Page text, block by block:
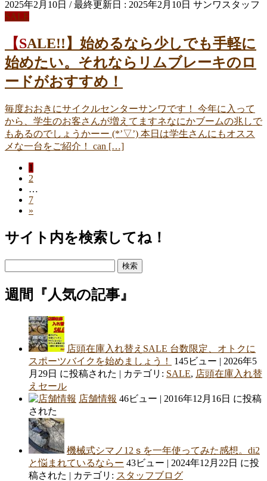
2025年2月10日 / 最終更新日 : 2025年2月10日 サンワスタッフ
SALE
【SALE!!】始めるなら少しでも手軽に
始めたい。それならリムブレーキのロ
ードがおすすめ！
毎度おおきにサイクルセンターサンワです！ 今年に入って
から、学生のお客さんが増えてますネなにかブームの兆しで
もあるのでしょうかーー (*’▽’) 本日は学生さんにもオスス
メな一台をご紹介！ can […]
ビ
ゲ
シ
ョ
ペ
ー
ジ
1
ペ
ー
ジ
2
…
ペ
ー
7
»
サイト内を検索してね！
週間『人気の記事』
店頭在庫入れ替えSALE 台数限定、オトクに
スポーツバイクを始めましょう！
145ビュー | 2026年5
月29日 に投稿された | カテゴリ: SALE, 店頭在庫入れ替
えセール
店舗情報 46ビュー | 2016年12月16日 に投稿
された
機械式シマノ12ｓを一年使ってみた感想。di2
と悩まれているならー 43ビュー | 2024年12月22日 に投
稿された | カテゴリ: スタッフブログ